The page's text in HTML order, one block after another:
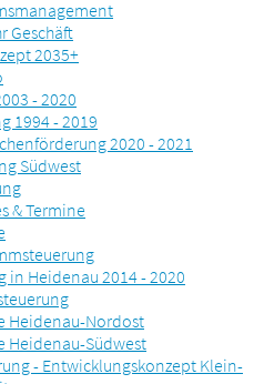
Geschäft
2035+
- 2020
1994 - 2019
2020 - 2021
Südwest
& Termine
in Heidenau 2014 - 2020
Heidenau-Nordost
Heidenau-Südwest
- Entwicklungskonzept Klein-